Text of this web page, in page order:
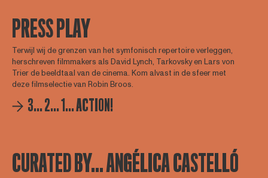
PRESS PLAY
Terwijl wij de grenzen van het symfonisch repertoire verleggen,
herschreven filmmakers als David Lynch, Tarkovsky en Lars von
Trier de beeldtaal van de cinema. Kom alvast in de sfeer met
deze filmselectie van Robin Broos.
3... 2... 1... ACTION!
CURATED BY... ANGÉLICA CASTELLÓ